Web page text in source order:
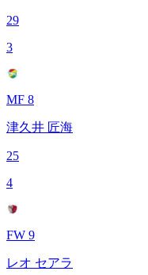
29
3
MF 8
津久井 匠海
25
4
FW 9
レオ セアラ